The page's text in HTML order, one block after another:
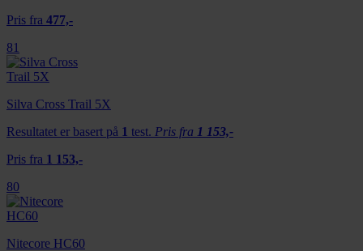
Pris fra 477,-
81
Silva Cross Trail 5X
Resultatet er basert på 1 test. Pris fra 1 153,-
Pris fra 1 153,-
80
Nitecore HC60